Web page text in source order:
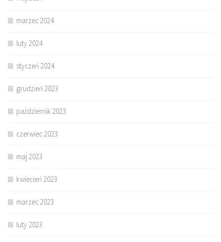
marzec 2024
luty 2024
styczeń 2024
grudzień 2023
październik 2023
czerwiec 2023
maj 2023
kwiecień 2023
marzec 2023
luty 2023